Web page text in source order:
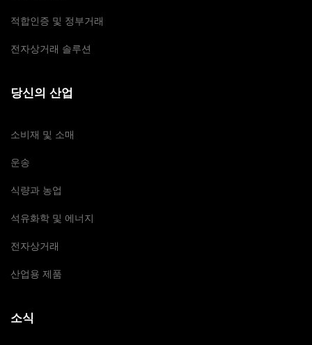
적합인증 및 정부거래
전자상거래 솔루션
당신의 산업
소비재 및 소매
운송
식량과 농업
석유화학 및 에너지
전자상거래
산업용 제품
소식